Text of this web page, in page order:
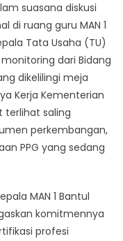
suasana diskusi
di ruang guru MAN 1
Tata Usaha (TU)
dari Bidang
dikelilingi meja
Kerja Kementerian
terlihat saling
perkembangan,
PPG yang sedang
MAN 1 Bantul
komitmennya
profesi